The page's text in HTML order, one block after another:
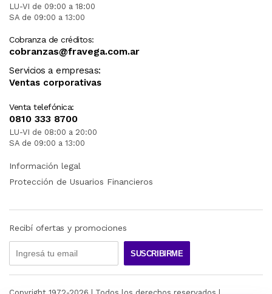
LU-VI de 09:00 a 18:00
SA de 09:00 a 13:00
Cobranza de créditos:
cobranzas@fravega.com.ar
Servicios a empresas:
Ventas corporativas
Venta telefónica:
0810 333 8700
LU-VI de 08:00 a 20:00
SA de 09:00 a 13:00
Información legal
Protección de Usuarios Financieros
Recibí ofertas y promociones
SUSCRIBIRME